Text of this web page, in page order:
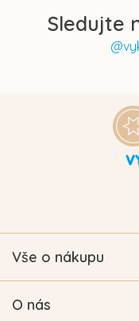
Sledujte
Vše o nákupu
O nás